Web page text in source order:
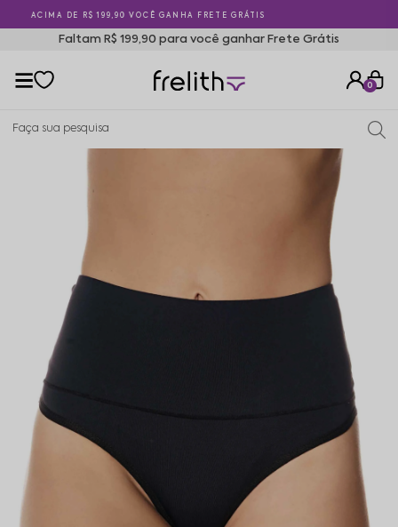
5% OFF PAGANDO NO PIX
Faltam R$ 199,90 para você ganhar Frete Grátis
0